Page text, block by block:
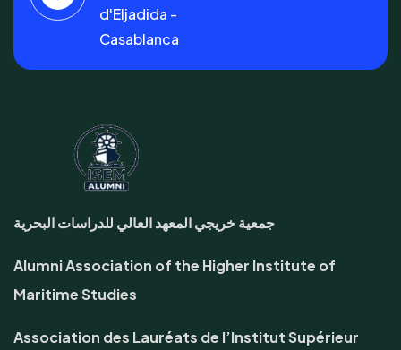
d'Eljadida -
Casablanca
جمعية خريجي المعهد العالي للدراسات البحرية
Alumni Association of the Higher Institute of
Maritime Studies
Association des Lauréats de l’Institut Supérieur